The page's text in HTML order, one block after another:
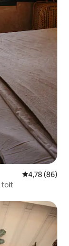
Évaluation
4,78 (86)
toit